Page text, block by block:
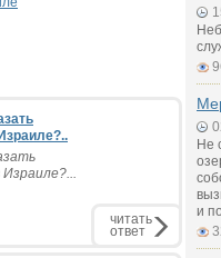
читать
ответ
Не
и